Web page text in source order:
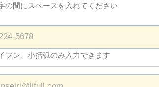
の間にスペースを入れてください
フン、小括弧のみ入力できます